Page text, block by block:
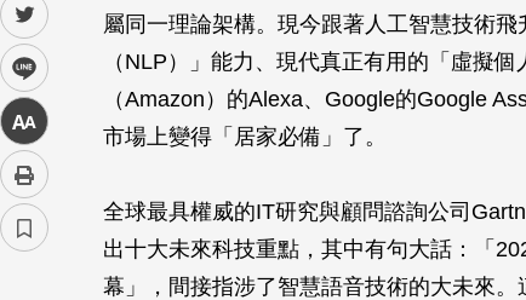
twitter
line
中
屬同一理論架構。現今跟著人工智慧技術
（NLP）」能力、現代真正有用的「虛擬
（Amazon）的Alexa、Google的Google
市場上變得「居家必備」了。
全球最具權威的IT研究與顧問諮詢公司
出十大未來科技重點，其中有句大話：「
幕」，間接指涉了智慧語音技術的大未來